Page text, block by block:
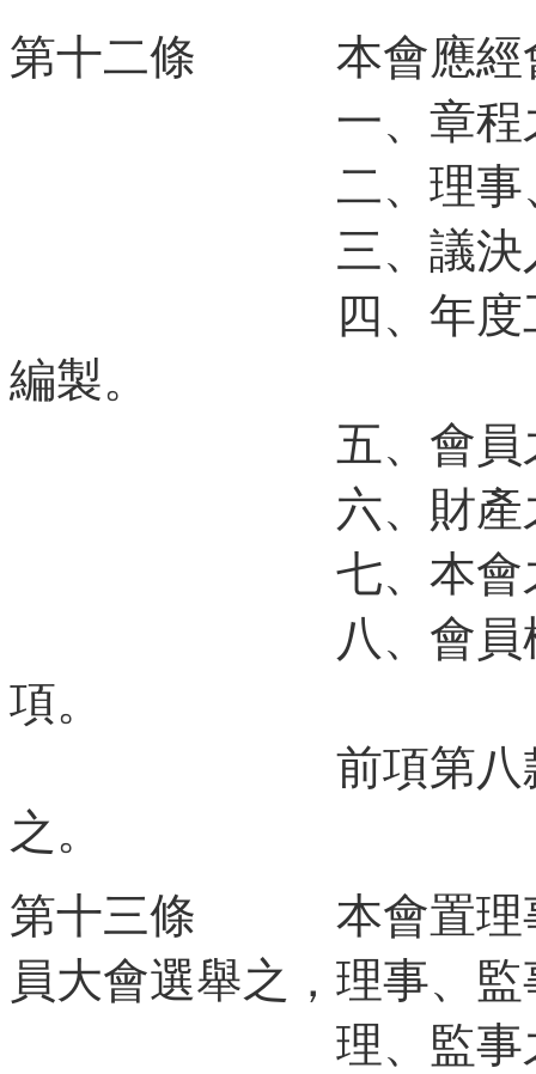
第十二條 本會應經會
一、章程之訂
二、理事、監事
三、議決入會費
四、年度工作計
編製。
五、會員之除
六、財產之
七、本會之
八、會員權利義
項。
前項第八款重大
之。
第十三條 本會置理事
員大會選舉之，理事、
理、監事之任期